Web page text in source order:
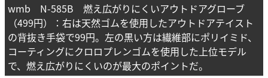
wmb N-585B 燃え広がりにくいアウトドアグローブ
（499円）：右は天然ゴムを使用したアウトドアテイスト
の背抜き手袋で99円。左の黒い方は繊維部にポリイミド、
コーティングにクロロプレンゴムを使用した上位モデル
で、燃え広がりにくいのが最大のポイントだ。